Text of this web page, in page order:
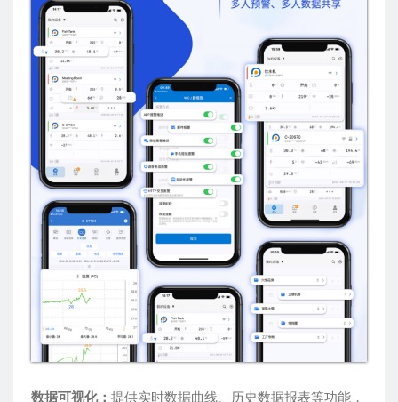
数据可视化： 提供实时数据曲线、历史数据报表等功能，